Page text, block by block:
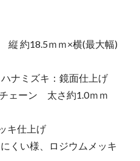
約18.5ｍｍ×横(最大幅)
ナミズキ：鏡面仕上げ
ェーン 太さ約1.0ｍｍ
キ仕上げ
くい様、ロジウムメッキ